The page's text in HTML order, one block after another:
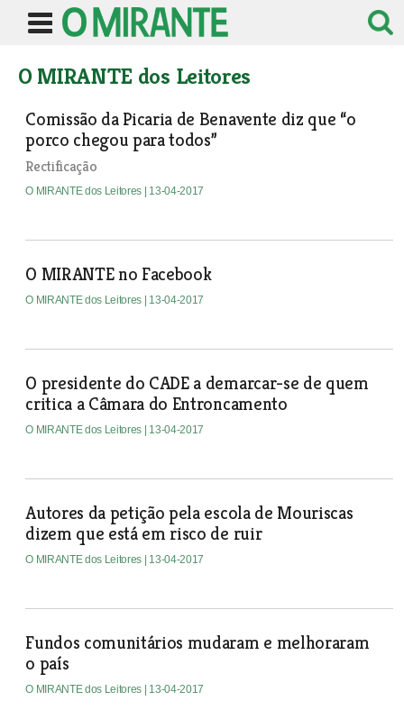
O MIRANTE dos Leitores
Comissão da Picaria de Benavente diz que “o
porco chegou para todos”
Rectificação
O MIRANTE dos Leitores | 13-04-2017
O MIRANTE no Facebook
O MIRANTE dos Leitores | 13-04-2017
O presidente do CADE a demarcar-se de quem
critica a Câmara do Entroncamento
O MIRANTE dos Leitores | 13-04-2017
Autores da petição pela escola de Mouriscas
dizem que está em risco de ruir
O MIRANTE dos Leitores | 13-04-2017
Fundos comunitários mudaram e melhoraram
o país
O MIRANTE dos Leitores | 13-04-2017